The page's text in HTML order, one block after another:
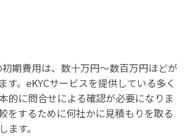
期費用は、数十万円～数百万円ほどが
す。eKYCサービスを提供している多く
的に問合せによる確認が必要になりま
をするために何社かに見積もりを取る
ます。